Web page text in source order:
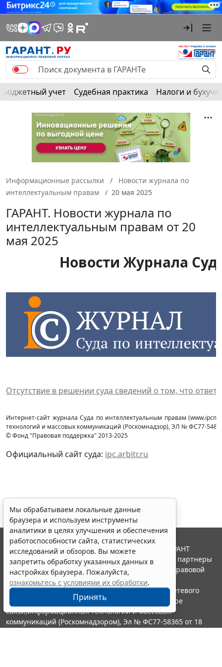
Бюджетный учет Судебная практика Налоги и
Информационные рассылки
Новости журнала по
интеллектуальным правам
20 мая 2025
ГАРАНТ. Новости журнала по
интеллектуальным правам от 20
мая 2025
Новости Журнала
Отсутствие в решении суда сведений о том, что
Интернет-сайт журнала Суда по интеллектуальным правам
технологий и массовых коммуникаций (Роcкомнадзор), ЭЛ № ФС77-
© Фонд "Правовая поддержка" 2013-2025
Официальный сайт суда: ipc.arbitr.ru
Мы обрабатываем локальные данные
браузера и используем инструменты
аналитики в целях улучшения и обеспечения
работоспособности сайта, статистических
исследований и обзоров. Вы можете
запретить обработку указанных данных в
настройках браузера. Пожалуйста,
ознакомьтесь с условиями их обработки.
Принять
© ООО "НПП "ГАРАНТ-СЕРВИС", 2026. Система ГАРАНТ
выпускается с 1990 года. Компания "Гарант" и ее партнеры
являются участниками Российской ассоциации правовой
информации ГАРАНТ.
Портал ГАРАНТ.РУ зарегистрирован в качестве сетевого
издания Федеральной службой по надзору в сфере
связи,информационных технологий и массовых
коммуникаций (Роскомнадзором), Эл № ФС77-58365 от 18